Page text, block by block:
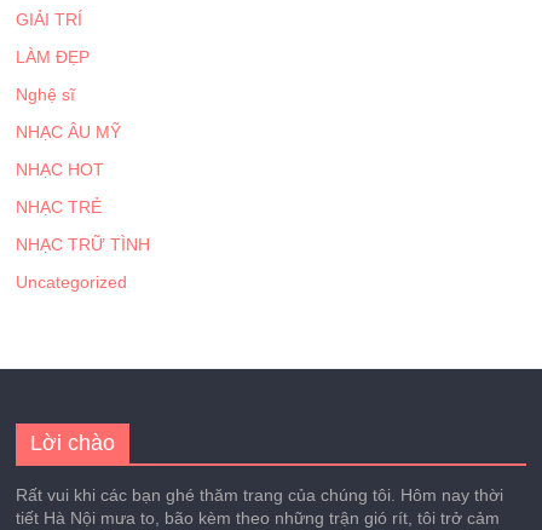
GIẢI TRÍ
LÀM ĐẸP
Nghệ sĩ
NHẠC ÂU MỸ
NHẠC HOT
NHẠC TRẺ
NHẠC TRỮ TÌNH
Uncategorized
Lời chào
Rất vui khi các bạn ghé thăm trang của chúng tôi. Hôm nay thời
tiết Hà Nội mưa to, bão kèm theo những trận gió rít, tôi trở cảm